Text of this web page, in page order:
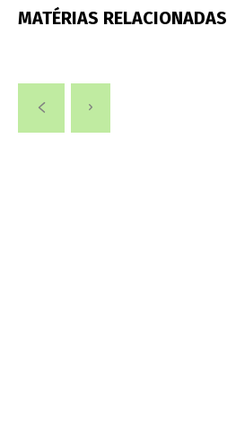
MATÉRIAS RELACIONADAS